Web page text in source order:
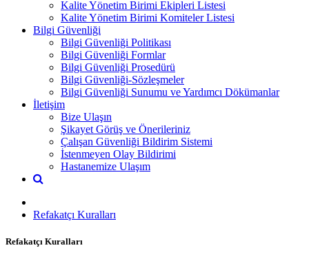
Kalite Yönetim Birimi Ekipleri Listesi
Kalite Yönetim Birimi Komiteler Listesi
Bilgi Güvenliği
Bilgi Güvenliği Politikası
Bilgi Güvenliği Formlar
Bilgi Güvenliği Prosedürü
Bilgi Güvenliği-Sözleşmeler
Bilgi Güvenliği Sunumu ve Yardımcı Dökümanlar
İletişim
Bize Ulaşın
Şikayet Görüş ve Önerileriniz
Çalışan Güvenliği Bildirim Sistemi
İstenmeyen Olay Bildirimi
Hastanemize Ulaşım
Refakatçı Kuralları
Refakatçı Kuralları